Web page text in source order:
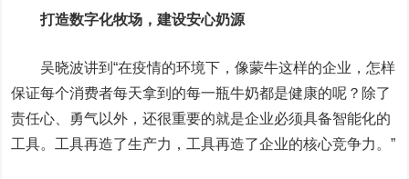
打造数字化牧场，建设安心奶源
吴晓波讲到“在疫情的环境下，像蒙牛这样的企业，怎样
保证每个消费者每天拿到的每一瓶牛奶都是健康的呢？除了
责任心、勇气以外，还很重要的就是企业必须具备智能化的
工具。工具再造了生产力，工具再造了企业的核心竞争力。”